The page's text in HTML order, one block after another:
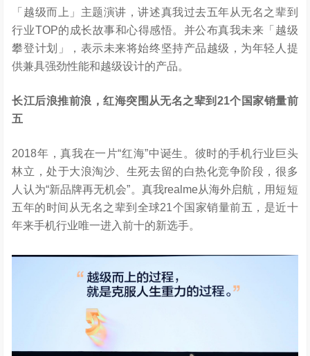
「越级而上」主题演讲，讲述真我过去五年从无名之辈到
行业TOP的成长故事和心得感悟。并公布真我未来「越级
攀登计划」，表示未来将始终坚持产品越级，为年轻人提
供兼具强劲性能和越级设计的产品。
长江后浪推前浪，红海突围从无名之辈到 21个国家销量前
五
2018年，真我在一片“红海”中诞生。彼时的手机行业巨头
林立，处于大浪淘沙、生死去留的白热化竞争阶段，很多
人认为“新品牌再无机会”。真我realme从海外启航，用短短
五年的时间从无名之辈到全球21个国家销量前五，是近十
年来手机行业唯一进入前十的新选手。